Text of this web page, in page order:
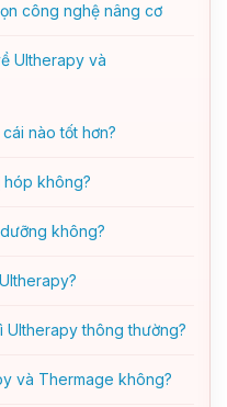
công nghệ nâng cơ
Ultherapy và
nào tốt hơn?
hóp không?
không?
Ultherapy thông thường?
và Thermage không?